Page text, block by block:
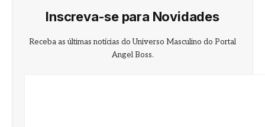
Inscreva-se para Novidades
Receba as últimas notícias do Universo Masculino do Portal
Angel Boss.